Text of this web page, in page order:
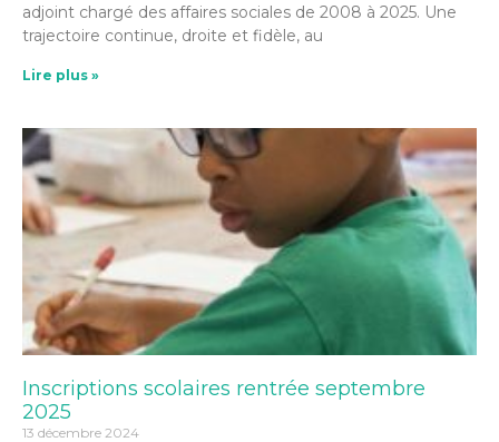
adjoint chargé des affaires sociales de 2008 à 2025. Une
trajectoire continue, droite et fidèle, au
Lire plus »
Inscriptions scolaires rentrée septembre
2025
13 décembre 2024